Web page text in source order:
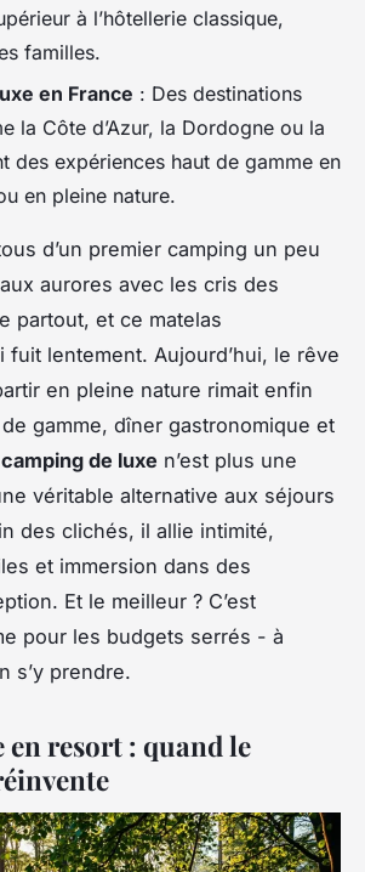
à l’hôtellerie classique,
familles.
en France : Des destinations
la Côte d’Azur, la Dordogne ou la
des expériences haut de gamme en
en pleine nature.
d’un premier camping un peu
aurores avec les cris des
partout, et ce matelas
fuit lentement. Aujourd’hui, le rêve
en pleine nature rimait enfin
gamme, dîner gastronomique et
camping de luxe n’est plus une
véritable alternative aux séjours
des clichés, il allie intimité,
et immersion dans des
Et le meilleur ? C’est
pour les budgets serrés - à
s’y prendre.
en resort : quand le